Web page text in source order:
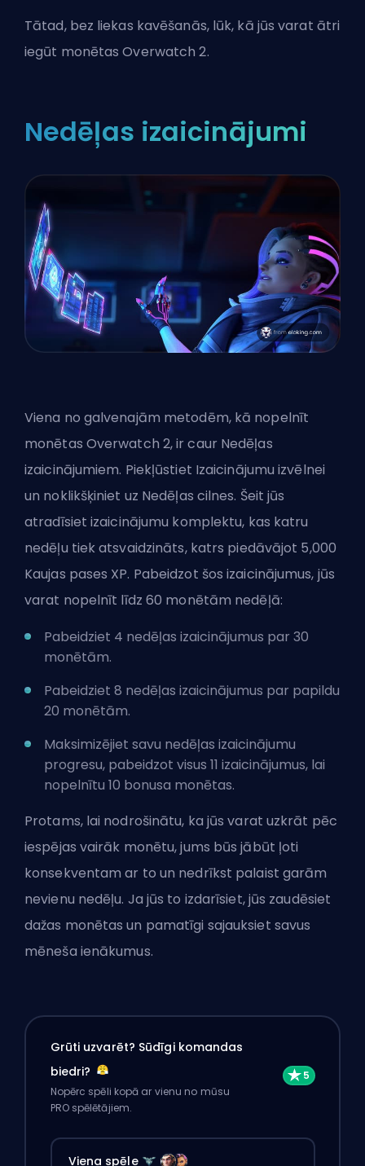
Tātad, bez liekas kavēšanās, lūk, kā jūs varat ātri
iegūt monētas Overwatch 2.
Nedēļas izaicinājumi
Viena no galvenajām metodēm, kā nopelnīt
monētas Overwatch 2, ir caur Nedēļas
izaicinājumiem. Piekļūstiet Izaicinājumu izvēlnei
un noklikšķiniet uz Nedēļas cilnes. Šeit jūs
atradīsiet izaicinājumu komplektu, kas katru
nedēļu tiek atsvaidzināts, katrs piedāvājot 5,000
Kaujas pases XP. Pabeidzot šos izaicinājumus, jūs
varat nopelnīt līdz 60 monētām nedēļā:
Pabeidziet 4 nedēļas izaicinājumus par 30
monētām.
Pabeidziet 8 nedēļas izaicinājumus par papildu
20 monētām.
Maksimizējiet savu nedēļas izaicinājumu
progresu, pabeidzot visus 11 izaicinājumus, lai
nopelnītu 10 bonusa monētas.
Protams, lai nodrošinātu, ka jūs varat uzkrāt pēc
iespējas vairāk monētu, jums būs jābūt ļoti
konsekventam ar to un nedrīkst palaist garām
nevienu nedēļu. Ja jūs to izdarīsiet, jūs zaudēsiet
dažas monētas un pamatīgi sajauksiet savus
mēneša ienākumus.
Grūti uzvarēt? Sūdīgi komandas
biedri?
Nopērc spēli kopā ar vienu no mūsu
PRO spēlētājiem.
Viena spēle